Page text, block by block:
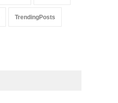
TrendingPosts